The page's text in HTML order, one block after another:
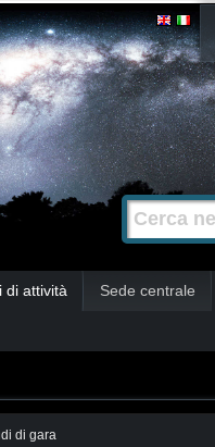
Cerca nel
di attività Sede centrale
di gara